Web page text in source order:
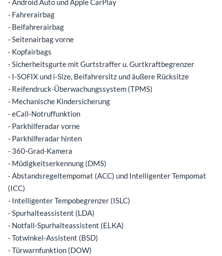
- Android Auto und Apple CarPlay
- Fahrerairbag
- Beifahrerairbag
- Seitenairbag vorne
- Kopfairbags
- Sicherheitsgurte mit Gurtstraffer u. Gurtkraftbegrenzer
- I-SOFIX und i-Size, Beifahrersitz und äußere Rücksitze
- Reifendruck-Überwachungssystem (TPMS)
- Mechanische Kindersicherung
- eCall-Notruffunktion
- Parkhilferadar vorne
- Parkhilferadar hinten
- 360-Grad-Kamera
- Müdigkeitserkennung (DMS)
- Abstandsregeltempomat (ACC) und Intelligenter Tempomat
(ICC)
- Intelligenter Tempobegrenzer (ISLC)
- Spurhalteassistent (LDA)
- Notfall-Spurhalteassistent (ELKA)
- Totwinkel-Assistent (BSD)
- Türwarnfunktion (DOW)